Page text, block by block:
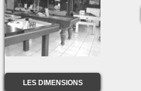
LES DIMENSIONS